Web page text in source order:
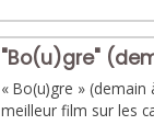
"Bo(u)gre"
« Bo(u)gre » (demain
meilleur film sur les